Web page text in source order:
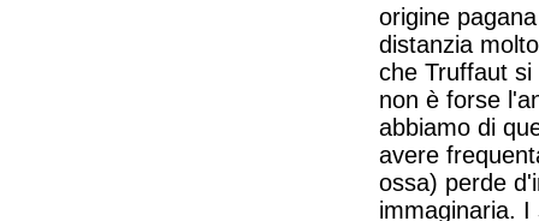
origine
distanzia
che Truffaut
non è forse
abbiamo di
avere
ossa) perde
immaginaria.